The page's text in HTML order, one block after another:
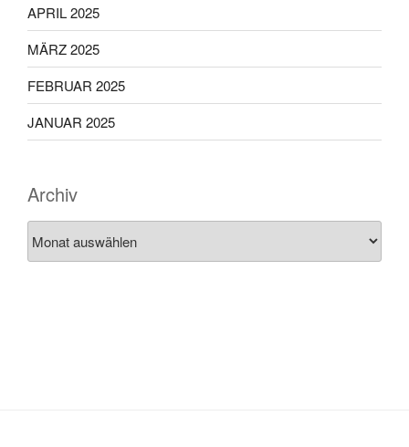
APRIL 2025
MÄRZ 2025
FEBRUAR 2025
JANUAR 2025
Archiv